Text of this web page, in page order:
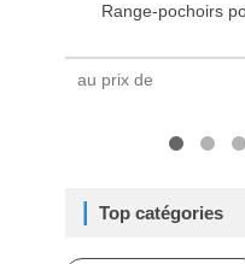
Range-pochoirs
au prix de
Top catégories